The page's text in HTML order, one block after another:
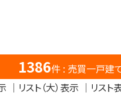
1386件 : 売買一戸建
｜リスト（大）表示 ｜ リスト